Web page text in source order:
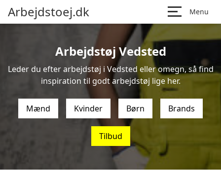
Arbejdstoej.dk Menu
Arbejdstøj Vedsted
Leder du efter arbejdstøj i Vedsted eller omegn, så find
inspiration til godt arbejdstøj lige her.
Mænd Kvinder Børn Brands
Tilbud